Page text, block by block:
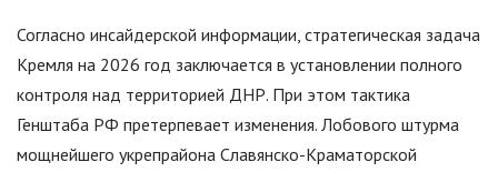
Согласно инсайдерской информации, стратегическая задача
Кремля на 2026 год заключается в установлении полного
контроля над территорией ДНР. При этом тактика
Генштаба РФ претерпевает изменения. Лобового штурма
мощнейшего укрепрайона Славянско-Краматорской